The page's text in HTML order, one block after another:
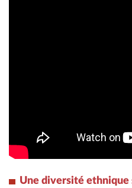
Une diversité ethnique